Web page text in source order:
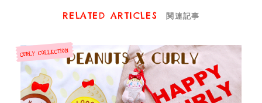
RELATED ARTICLES 関連記事